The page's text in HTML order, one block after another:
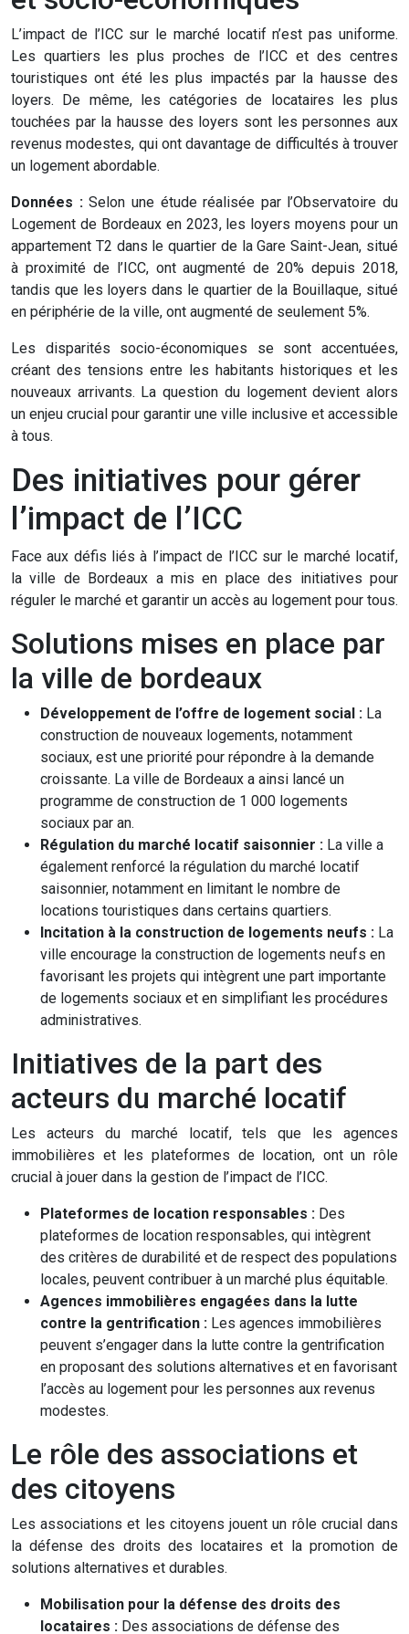
L’impact de l’ICC sur le marché locatif n’est pas uniforme.
Les quartiers les plus proches de l’ICC et des centres
touristiques ont été les plus impactés par la hausse des
loyers. De même, les catégories de locataires les plus
touchées par la hausse des loyers sont les personnes aux
revenus modestes, qui ont davantage de difficultés à trouver
un logement abordable.
Données :Selon une étude réalisée par l’Observatoire du
Logement de Bordeaux en 2023, les loyers moyens pour un
appartement T2 dans le quartier de la Gare Saint-Jean, situé
à proximité de l’ICC, ont augmenté de 20% depuis 2018,
tandis que les loyers dans le quartier de la Bouillaque, situé
en périphérie de la ville, ont augmenté de seulement 5%.
Les disparités socio-économiques se sont accentuées,
créant des tensions entre les habitants historiques et les
nouveaux arrivants. La question du logement devient alors
un enjeu crucial pour garantir une ville inclusive et accessible
à tous.
Des initiatives pour gérer
l’impact de l’ICC
Face aux défis liés à l’impact de l’ICC sur le marché locatif,
la ville de Bordeaux a mis en place des initiatives pour
réguler le marché et garantir un accès au logement pour tous.
Solutions mises en place par
la ville de bordeaux
Développement de l’offre de logement social : La
construction de nouveaux logements, notamment
sociaux, est une priorité pour répondre à la demande
croissante. La ville de Bordeaux a ainsi lancé un
programme de construction de 1 000 logements
sociaux par an.
Régulation du marché locatif saisonnier : La ville a
également renforcé la régulation du marché locatif
saisonnier, notamment en limitant le nombre de
locations touristiques dans certains quartiers.
Incitation à la construction de logements neufs : La
ville encourage la construction de logements neufs en
favorisant les projets qui intègrent une part importante
de logements sociaux et en simplifiant les procédures
administratives.
Initiatives de la part des
acteurs du marché locatif
Les acteurs du marché locatif, tels que les agences
immobilières et les plateformes de location, ont un rôle
crucial à jouer dans la gestion de l’impact de l’ICC.
Plateformes de location responsables : Des
plateformes de location responsables, qui intègrent
des critères de durabilité et de respect des populations
locales, peuvent contribuer à un marché plus équitable.
Agences immobilières engagées dans la lutte
contre la gentrification : Les agences immobilières
peuvent s’engager dans la lutte contre la gentrification
en proposant des solutions alternatives et en favorisant
l’accès au logement pour les personnes aux revenus
modestes.
Le rôle des associations et
des citoyens
Les associations et les citoyens jouent un rôle crucial dans
la défense des droits des locataires et la promotion de
solutions alternatives et durables.
Mobilisation pour la défense des droits des
locataires : Des associations de défense des